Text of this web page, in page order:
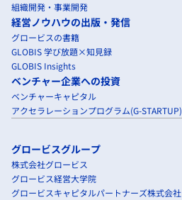
組織開発・事業開発
経営ノウハウの出版・発信
グロービスの書籍
GLOBIS 学び放題×知見録
GLOBIS Insights
ベンチャー企業への投資
ベンチャーキャピタル
アクセラレーションプログラム(G-STARTUP)
グロービスグループ
株式会社グロービス
グロービス経営大学院
グロービスキャピタルパートナーズ株式会社